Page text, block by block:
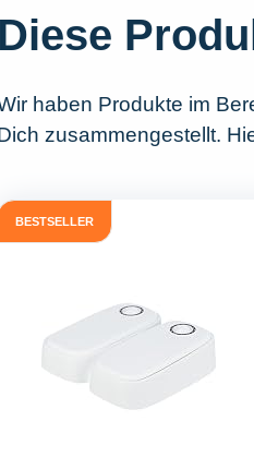
Diese
haben Produkte im
zusammengestellt.
BESTSELLER